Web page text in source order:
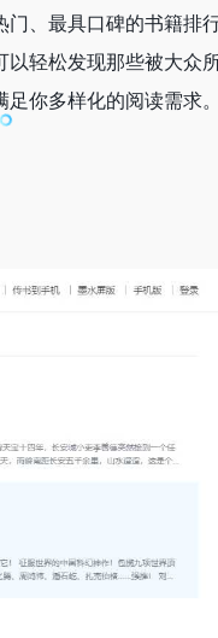
、最具口碑的书籍排
轻松发现那些被大众
你多样化的阅读需求。